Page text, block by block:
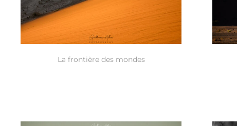
La frontière des mondes